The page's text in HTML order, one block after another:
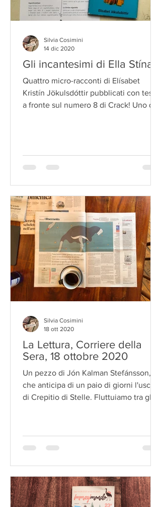
Gli incantesimi di Ella Stína!
Quattro micro-racconti di Elísabet
Kristín Jökulsdóttir pubblicati con testo
a fronte sul numero 8 di Crack! Uno dei
Silvia Cosimini
14 dic 2020
La Lettura, Corriere della
Sera, 18 ottobre 2020
Un pezzo di Jón Kalman Stefánsson,
che anticipa di un paio di giorni l'uscita
di Crepitio di Stelle. Fluttuiamo tra gli
Silvia Cosimini
18 ott 2020